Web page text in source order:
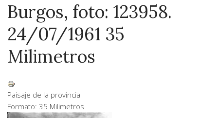
Burgos, foto: 123958.
24/07/1961 35
Milimetros
Paisaje de la provincia
Formato: 35 Milimetros